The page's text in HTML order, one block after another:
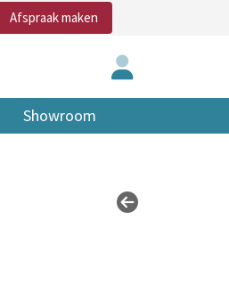
Afspraak maken
Showroom